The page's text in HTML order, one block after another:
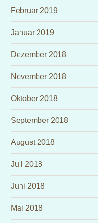
Februar 2019
Januar 2019
Dezember 2018
November 2018
Oktober 2018
September 2018
August 2018
Juli 2018
Juni 2018
Mai 2018